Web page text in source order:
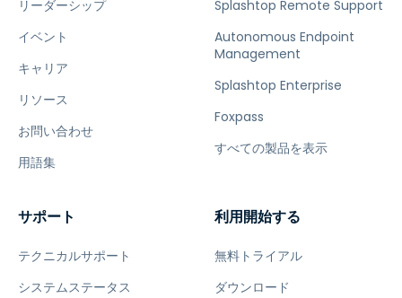
リーダーシップ
イベント
キャリア
リソース
お問い合わせ
用語集
Splashtop Remote Support
Autonomous Endpoint
Management
Splashtop Enterprise
Foxpass
すべての製品を表示
サポート
テクニカルサポート
システムステータス
利用開始する
無料トライアル
ダウンロード